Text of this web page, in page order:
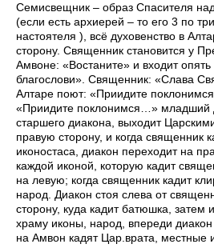
Семисвещник – образ Спасителя
(если есть архиерей – то его 3 по
настоятеля ), всё духовенство в
сторону. Священник становится у
Амвоне: «Востаните» и входит
благослови». Священник: «Слава
Алтаре поют: «Приидите
«Приидите поклонимся…» младший
старшего диакона, выходит
правую сторону, и когда священник
иконостаса, диакон переходит на
каждой иконой, которую кадит
на левую; когда священник кадит
народ. Диакон стоя слева от
сторону, куда кадит батюшка, затем
храму иконы, народ, впереди
на Амвон кадят Цар.врата, местные